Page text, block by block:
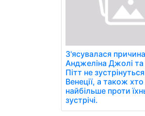
З'ясувалася
Анджеліна Джолі
Пітт не
Венеції, а також
найбільше проти
зустрічі.